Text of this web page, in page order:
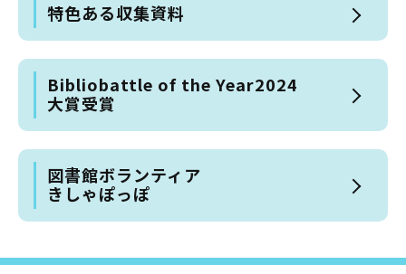
特色ある収集資料
Bibliobattle of the Year2024
大賞受賞
図書館ボランティア
きしゃぽっぽ
おはなし